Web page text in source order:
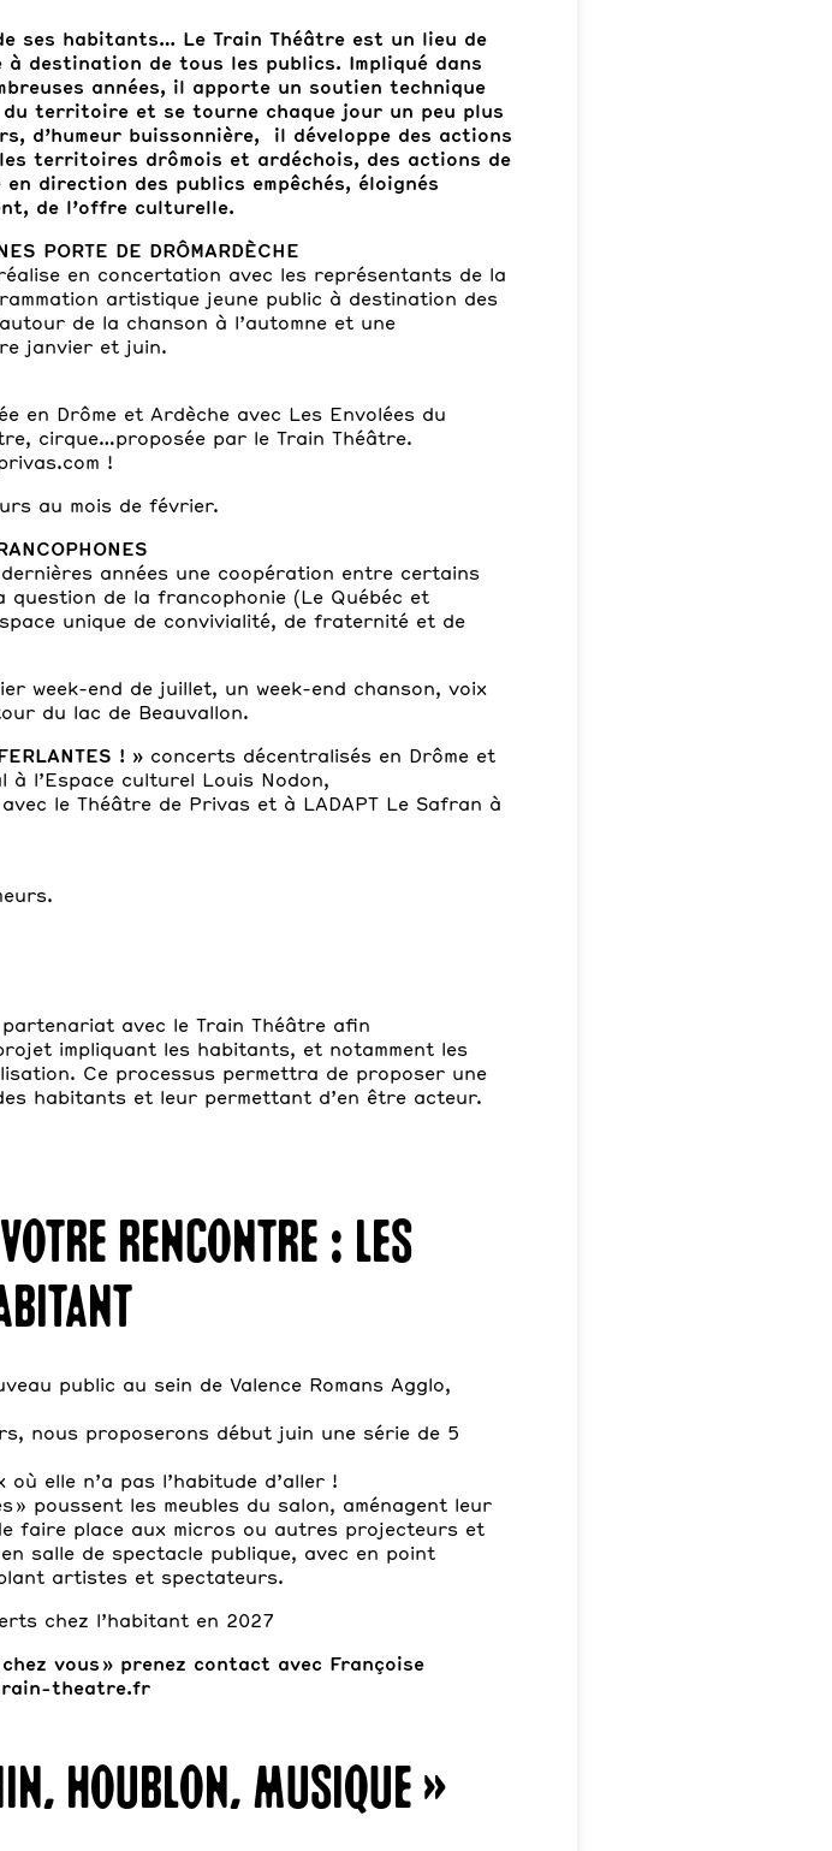
ses habitants… Le Train Théâtre est un lieu de
destination de tous les publics. Impliqué dans
années, il apporte un soutien technique
territoire et se tourne chaque jour un peu plus
d’humeur buissonnière, il développe des actions
territoires drômois et ardéchois, des actions de
direction des publics empêchés, éloignés
de l’offre culturelle.
PORTE DE DRÔMARDÈCHE
en concertation avec les représentants de la
artistique jeune public à destination des
de la chanson à l’automne et une
janvier et juin.
en Drôme et Ardèche avec Les Envolées du
cirque…proposée par le Train Théâtre.
!
au mois de février.
années une coo­pération entre certains
de la franco­phonie (Le Québéc et
unique de convivialité, de fraternité et de
week-end de juillet, un week-end chanson, voix
du lac de Beauvallon.
! »concerts décentralisés en Drôme et
l’Espace culturel Louis Nodon,
le Théâtre de Privas et à LADAPT Le Safran à
avec le Train Théâtre afin
impliquant les habitants, et notamment les
Ce processus permettra de proposer une
habitants et leur permettant d’en être acteur.
votre rencontre : les
public au sein de Valence Romans Agglo,
nous proposerons début juin une série de 5
elle n’a pas l’habitude d’aller !
» poussent les meubles du salon, aménagent leur
faire place aux micros ou autres projecteurs et
salle de spectacle publique, avec en point
artistes et spectateurs.
chez l’habitant en 2027
vous » prenez contact avec Françoise
theatre.fr
houblon, musique »